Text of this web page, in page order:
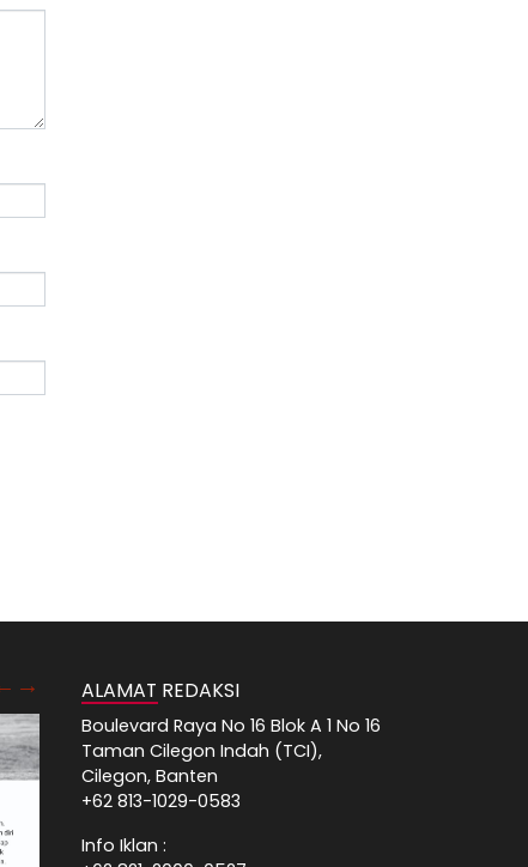
ALAMAT REDAKSI
Boulevard Raya No 16 Blok A 1 No 16
Taman Cilegon Indah (TCI),
Cilegon, Banten
+62 813-1029-0583
Info Iklan :